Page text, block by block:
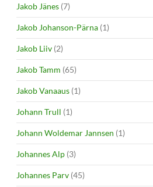
Jakob Jänes (7)
Jakob Johanson-Pärna (1)
Jakob Liiv (2)
Jakob Tamm (65)
Jakob Vanaaus (1)
Johann Trull (1)
Johann Woldemar Jannsen (1)
Johannes Alp (3)
Johannes Parv (45)